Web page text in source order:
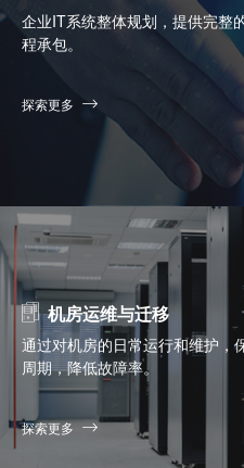
企业IT系统整体规划，提供完整
程承包。
探索更多
机房运维与迁移
通过对机房的日常运行和维护，
周期，降低故障率。
探索更多